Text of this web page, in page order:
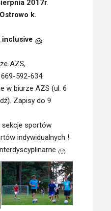
2017r.
k.
inclusive
AZS,
592-634.
w biurze AZS (ul. 6
Zapisy do 9
sportów
indywidualnych !